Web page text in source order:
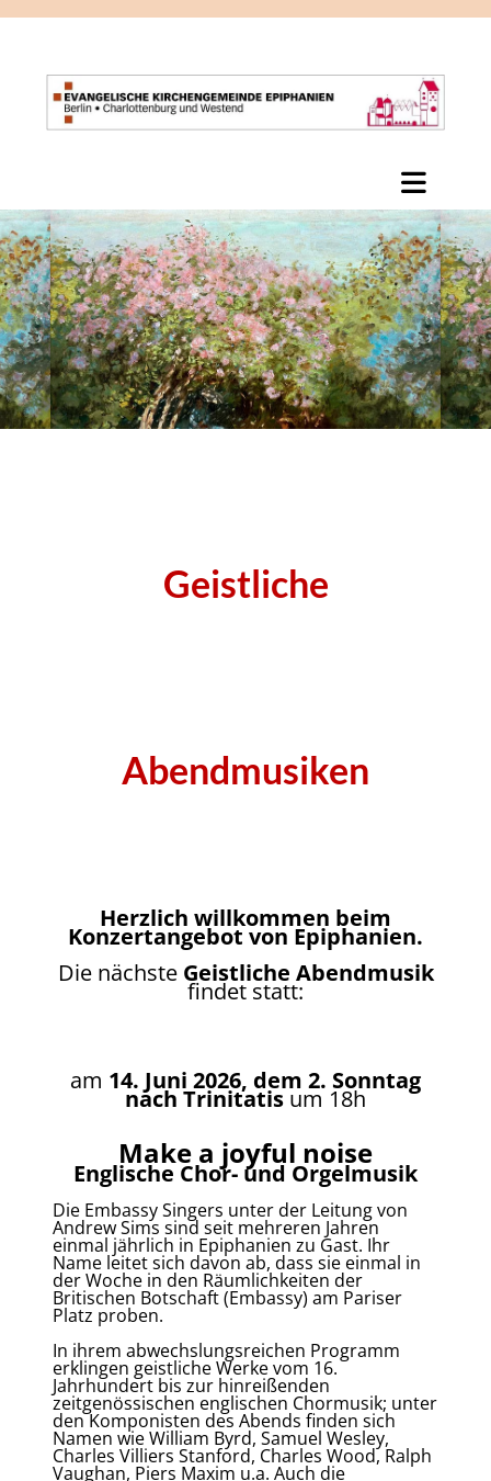
Geistliche
Abendmusiken
Herzlich willkommen beim
Konzertangebot von Epiphanien.
Die nächsteGeistliche Abendmusik
findet statt:
am 14. Juni 2026, dem 2. Sonntag
nach Trinitatis um 18h
Make a joyful noise
Englische Chor- und Orgelmusik
Die Embassy Singers unter der Leitung von
Andrew Sims sind seit mehreren Jahren
einmal jährlich in Epiphanien zu Gast. Ihr
Name leitet sich davon ab, dass sie einmal in
der Woche in den Räumlichkeiten der
Britischen Botschaft (Embassy) am Pariser
Platz proben.
In ihrem abwechslungsreichen Programm
erklingen geistliche Werke vom 16.
Jahrhundert bis zur hinreißenden
zeitgenössischen englischen Chormusik; unter
den Komponisten des Abends finden sich
Namen wie William Byrd, Samuel Wesley,
Charles Villiers Stanford, Charles Wood, Ralph
Vaughan, Piers Maxim u.a. Auch die